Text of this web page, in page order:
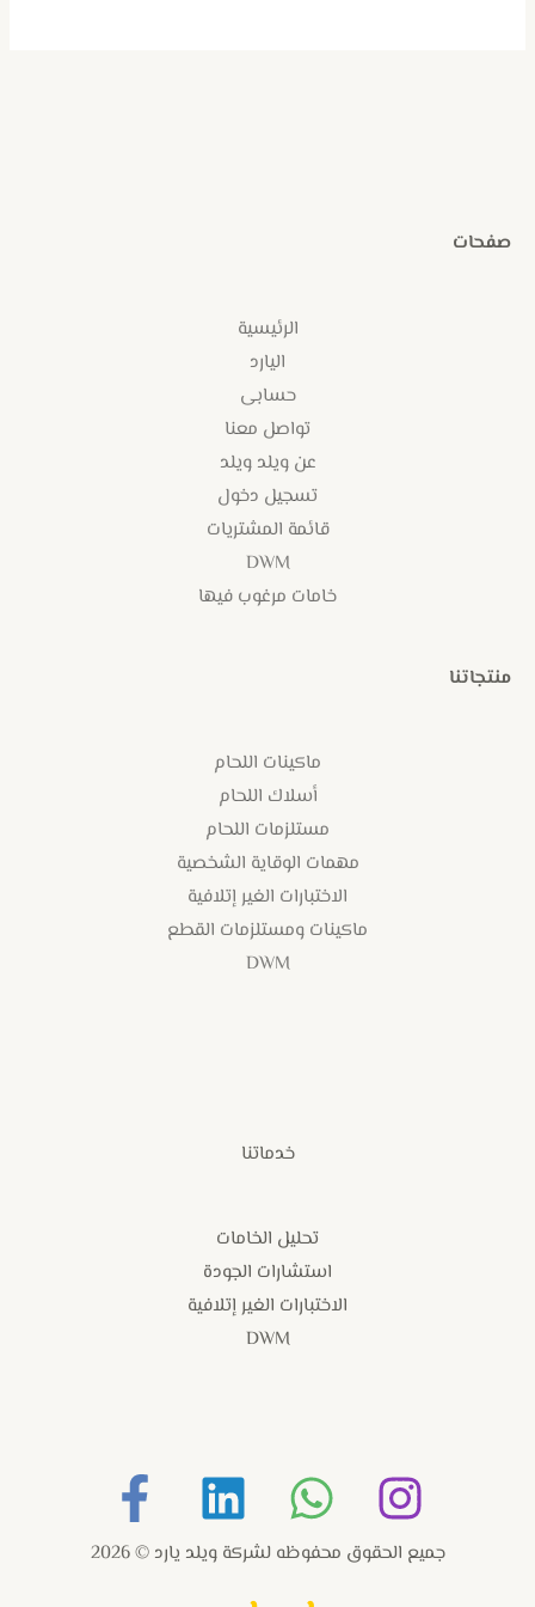
صفحات
الرئيسية
اليارد
حسابى
تواصل معنا
عن ويلد ويلد
تسجيل دخول
قائمة المشتريات
DWM
خامات مرغوب فيها
منتجاتنا
ماكينات اللحام
أسلاك اللحام
مستلزمات اللحام
مهمات الوقاية الشخصية
الاختبارات الغير إتلافية
ماكينات ومستلزمات القطع
DWM
خدماتنا
تحليل الخامات
استشارات الجودة
الاختبارات الغير إتلافية
DWM
جميع الحقوق محفوظه لشركة ويلد يارد © 2026